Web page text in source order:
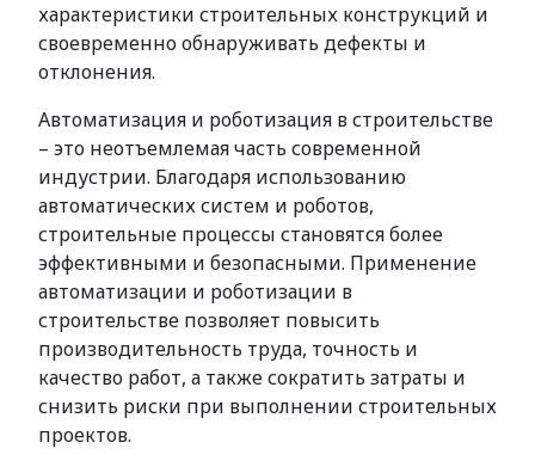
характеристики строительных конструкций и
своевременно обнаруживать дефекты и
отклонения.
Автоматизация и роботизация в строительстве
– это неотъемлемая часть современной
индустрии. Благодаря использованию
автоматических систем и роботов,
строительные процессы становятся более
эффективными и безопасными. Применение
автоматизации и роботизации в
строительстве позволяет повысить
производительность труда, точность и
качество работ, а также сократить затраты и
снизить риски при выполнении строительных
проектов.